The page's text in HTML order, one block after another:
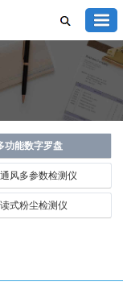
功能数字罗盘
风多参数检测仪
式粉尘检测仪